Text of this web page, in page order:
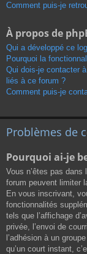
Comment puis-je
À propos de
Qui a développé ce
Pourquoi la
Qui dois-je contacter
liés à ce forum ?
Comment puis-je
Problèmes de
Pourquoi ai-je
Vous n’êtes pas
forum peuvent limiter
En vous inscrivant,
fonctionnalités
tels que l’affichage
privée, l’envoi de
l’adhésion à un
qu’un court instant,